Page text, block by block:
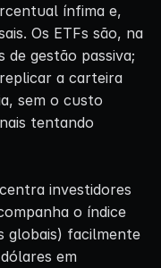
ínfima e,
Os ETFs são, na
de gestão passiva;
a carteira
sem o custo
tentando
investidores
o índice
globais) facilmente
em